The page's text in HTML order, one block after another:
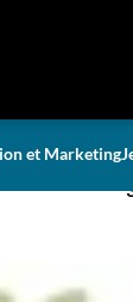
et Marketing